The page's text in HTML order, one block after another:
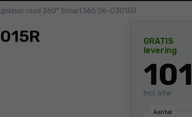
rood 360° Smart365 06-03015R
GRATIS
levering
101
Incl. btw
Aantal